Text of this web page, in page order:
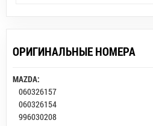
ОРИГИНАЛЬНЫЕ НОМЕРА
MAZDA:
060326157
060326154
996030208